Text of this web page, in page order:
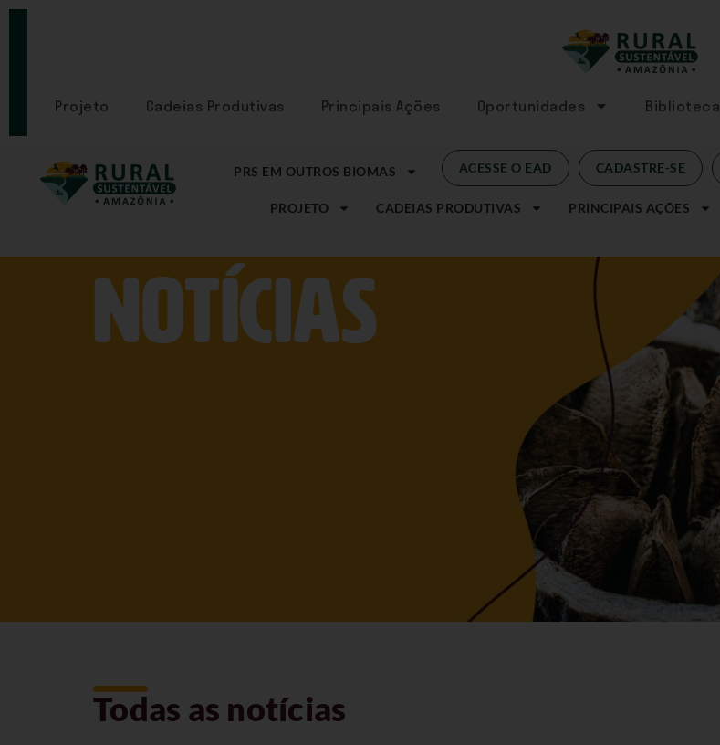
SE
Projeto Cadeias Produtivas Principais Ações Oportunidades Biblioteca
PRS EM OUTROS BIOMAS ACESSE O EAD CADASTRE-SE
PROJETO CADEIAS PRODUTIVAS PRINCIPAIS AÇÕES
NOtícias
Todas as notícias